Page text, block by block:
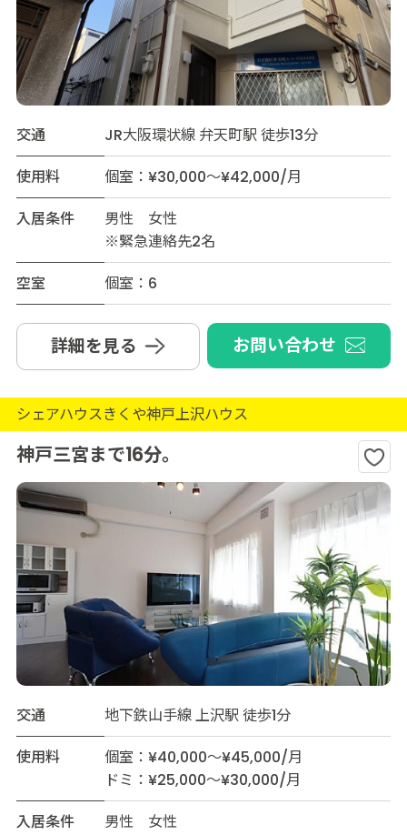
交通
JR大阪環状線 弁天町駅 徒歩13分
使用料
個室：¥30,000～¥42,000/月
入居条件
男性 女性
※緊急連絡先2名
空室
個室：6
詳細を見る お問い合わせ
シェアハウスきくや神戸上沢ハウス
神戸三宮まで16分。
交通
地下鉄山手線 上沢駅 徒歩1分
使用料
個室：¥40,000～¥45,000/月
ドミ：¥25,000～¥30,000/月
入居条件
男性 女性